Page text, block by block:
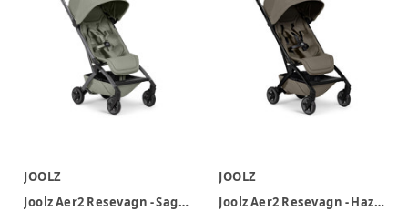
JOOLZ
Joolz Aer2 Resevagn - Sage Green
JOOLZ
Joolz Aer2 Resevagn - Hazel Brown